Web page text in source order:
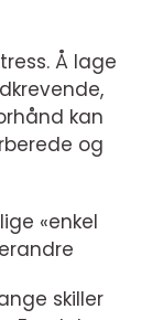
Å lage
kan
og
«enkel
skiller